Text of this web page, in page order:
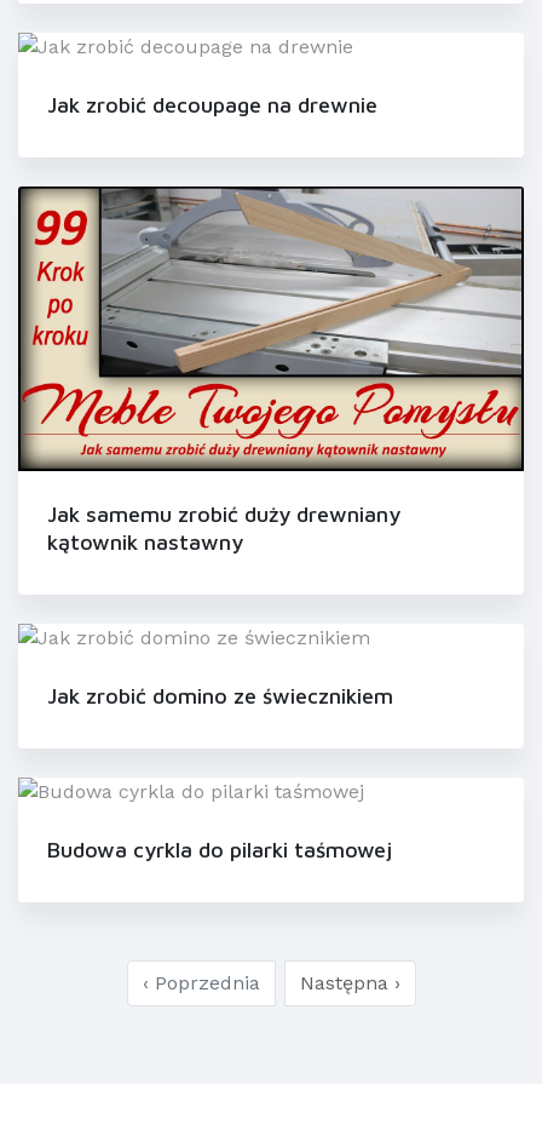
Jak zrobić decoupage na drewnie
Jak samemu zrobić duży drewniany
kątownik nastawny
Jak zrobić domino ze świecznikiem
Budowa cyrkla do pilarki taśmowej
‹ Poprzednia Następna ›